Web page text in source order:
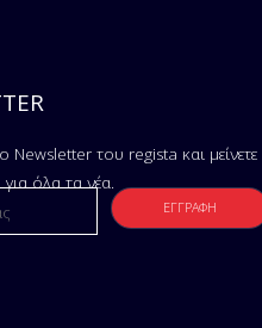
Newsletter του regista και μείνετε
όλα τα νέα.